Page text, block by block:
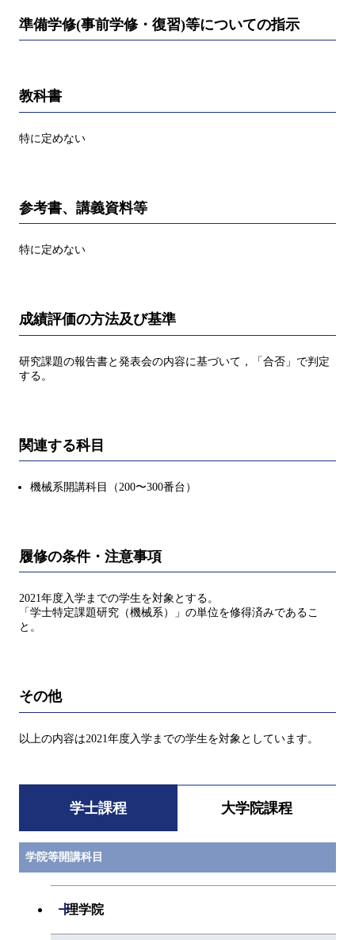
準備学修(事前学修・復習)等についての指示
教科書
特に定めない
参考書、講義資料等
特に定めない
成績評価の方法及び基準
研究課題の報告書と発表会の内容に基づいて，「合否」で判定
する。
関連する科目
機械系開講科目（200〜300番台）
履修の条件・注意事項
2021年度入学までの学生を対象とする。
「学⼠特定課題研究（機械系）」の単位を修得済みであるこ
と。
その他
以上の内容は2021年度入学までの学生を対象としています。
学士課程 大学院課程
学院等開講科目
理学院
開閉